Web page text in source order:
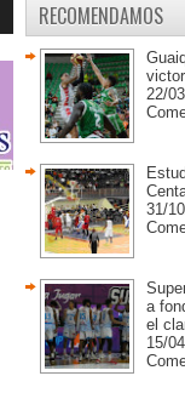
RECOMENDAMOS
22/
31/
a
el
15/